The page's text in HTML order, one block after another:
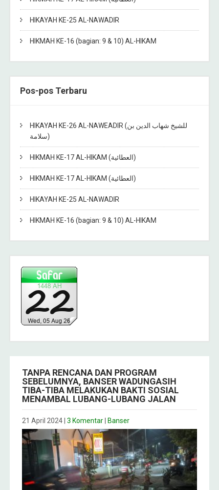
HIKAYAH KE-25 AL-NAWADIR
HIKMAH KE-16 (bagian: 9 & 10) AL-HIKAM
Pos-pos Terbaru
HIKAYAH KE-26 AL-NAWEADIR (للشيخ شهاب الدين بن
سلامة)
HIKMAH KE-17 AL-HIKAM (العطائية)
HIKMAH KE-17 AL-HIKAM (العطائية)
HIKAYAH KE-25 AL-NAWADIR
HIKMAH KE-16 (bagian: 9 & 10) AL-HIKAM
TANPA RENCANA DAN PROGRAM
SEBELUMNYA, BANSER WADUNGASIH
TIBA-TIBA MELAKUKAN BAKTI SOSIAL
MENAMBAL LUBANG-LUBANG JALAN
21 April 2024 3 Komentar Banser